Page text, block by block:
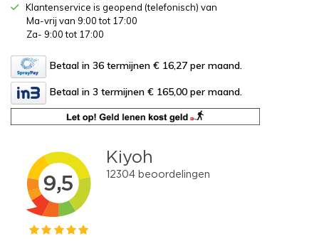
Klantenservice is geopend (telefonisch) van
Ma-vrij van 9:00 tot 17:00
Za- 9:00 tot 17:00
Betaal in 36 termijnen € 16,27 per maand.
Betaal in 3 termijnen € 165,00 per maand.